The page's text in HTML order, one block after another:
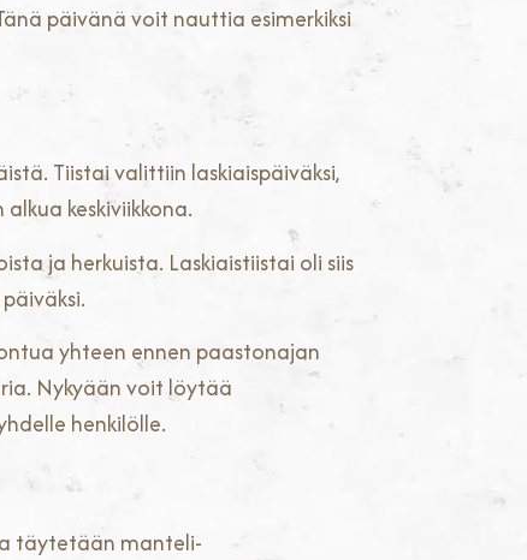
päivänä voit nauttia esimerkiksi
Tiistai valittiin laskiaispäiväksi,
keskiviikkona.
ja herkuista. Laskiaistiistai oli siis
yhteen ennen paastonajan
Nykyään voit löytää
henkilölle.
täytetään manteli-